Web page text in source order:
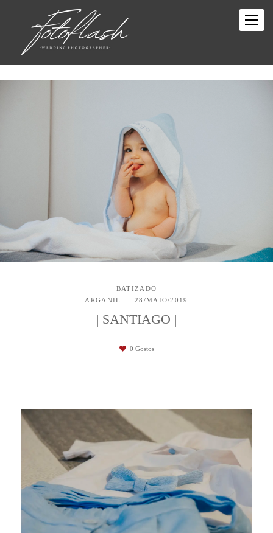
BATIZADO
ARGANIL
28/MAIO/2019
| SANTIAGO |
0 Gostos